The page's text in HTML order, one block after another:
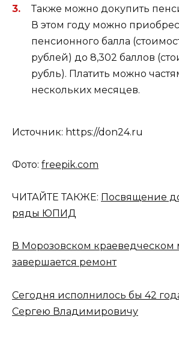
Также можно докупить
В этом году можно
пенсионного балла
рублей) до 8,302 баллов
рубль). Платить можно
нескольких месяцев.
Источник: https://don24.ru
Фото: freepik.com
ЧИТАЙТЕ ТАКЖЕ: Посвящение
ряды ЮПИД
В Морозовском краеведческом
завершается ремонт
Сегодня исполнилось бы 42
Сергею Владимировичу